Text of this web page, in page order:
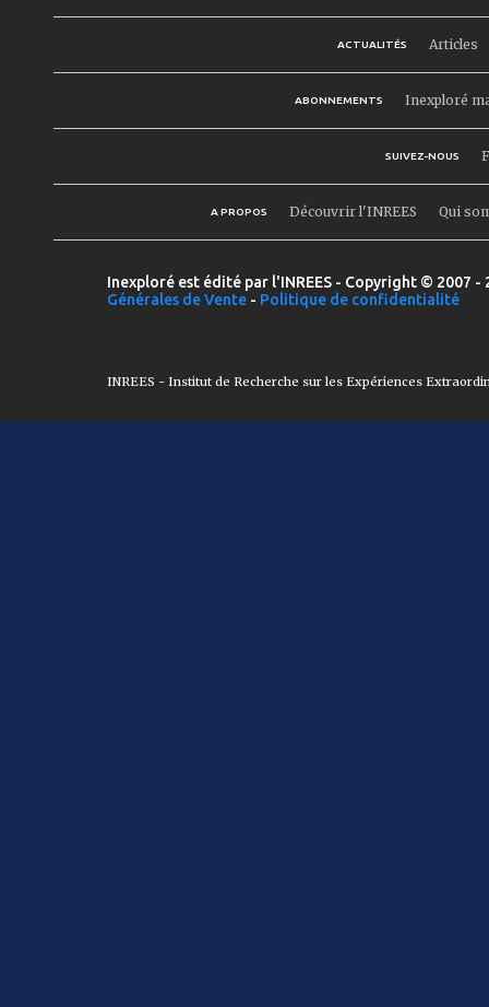
ACTUALITÉS Articles
ABONNEMENTS Inexploré
SUIVEZ-NOUS
A PROPOS Découvrir l'INREES Qui
Inexploré est édité par l'INREES - Copyright © 2007
Générales de Vente - Politique de confidentialité
INREES - Institut de Recherche sur les Expériences